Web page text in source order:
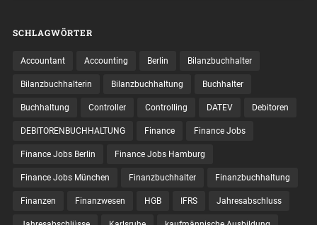
SCHLAGWÖRTER
Accountant Accounting Berlin Bilanzbuchhalter
Bilanzbuchhalterin Bilanzbuchhaltung Buchhalter
Buchhaltung Controller Controlling DATEV Debitoren
DEBITORENBUCHHALTUNG Finance Finance Jobs
Finance Jobs Berlin Finance Jobs Hamburg
Finance Jobs München Finanzbuchhalter Finanzbuchhaltung
Finanzen Finanzwesen HGB IFRS Jahresabschluss